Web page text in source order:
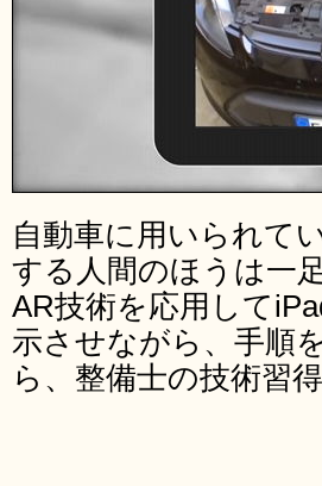
自動車に用いられて
する人間のほうは一
AR技術を応用して
示させながら、手順
ら、整備士の技術習